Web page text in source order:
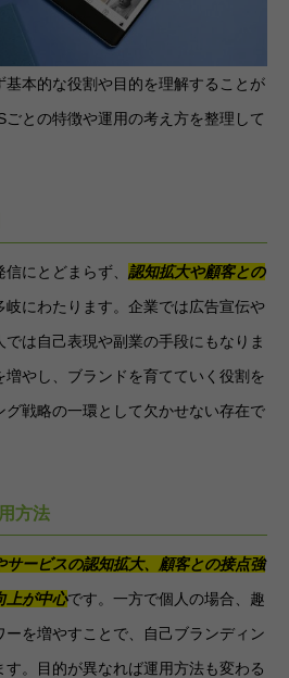
基本的な役割や目的を理解することが
との特徴や運用の考え方を整理して
にとどまらず、 認知拡大や顧客との
岐にわたります。企業では広告宣伝や
は自己表現や副業の手段にもなりま
やし、ブランドを育てていく役割を
グ戦略の一環として欠かせない存在で
方法
サービスの認知拡大、顧客との接点強
上が中心です。一方で個人の場合、趣
を増やすことで、自己ブランディン
。目的が異なれば運用方法も変わる